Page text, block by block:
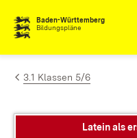
Zum Inhalt
Baden-Württemberg
Bildungspläne
3.1 Klassen 5/6
Latein als